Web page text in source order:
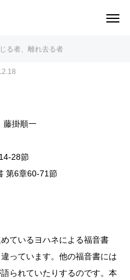
る者、離れ去る者
藤掛順一
28節
第6章60-71節
ているヨハネによる福音書
っています。他の福音書には
られていたりするのです。本